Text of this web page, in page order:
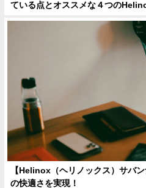
ている点とオススメな４つの
【Helinox（ヘリノックス）サバ
の快適さを実現！